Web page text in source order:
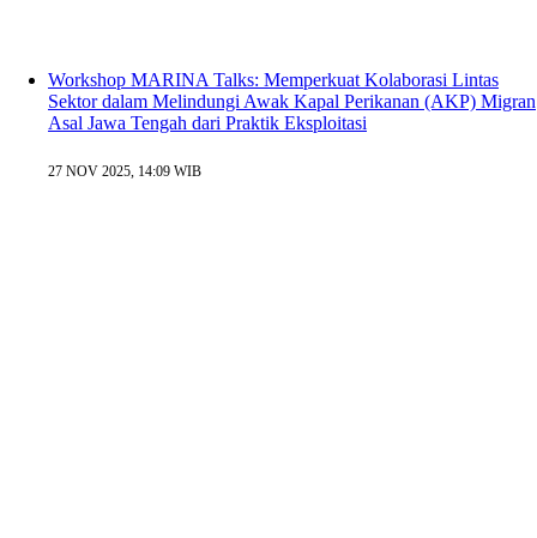
Workshop MARINA Talks: Memperkuat Kolaborasi Lintas
Sektor dalam Melindungi Awak Kapal Perikanan (AKP) Migran
Asal Jawa Tengah dari Praktik Eksploitasi
27 NOV 2025, 14:09 WIB